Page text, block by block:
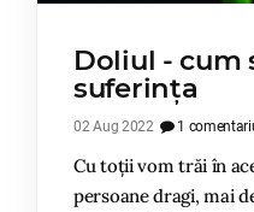
Doliul - cum
suferința
02 Aug 2022 1
Cu toții vom trăi în
persoane dragi, mai